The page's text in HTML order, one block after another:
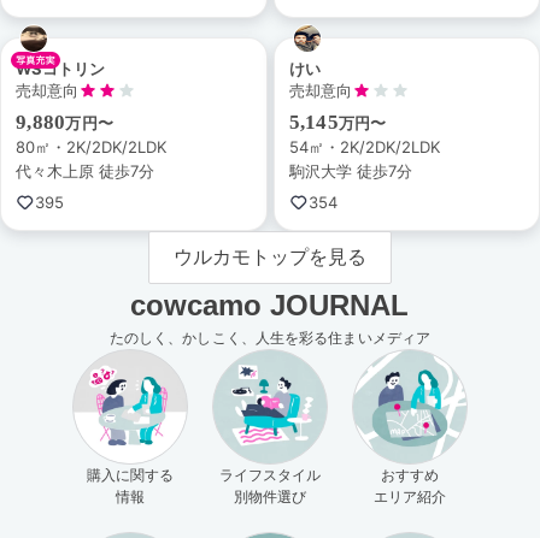
WSコトリン
売却意向
9,880万円〜
80㎡・2K/2DK/2LDK
代々木上原 徒歩7分
395
けい
売却意向
5,145万円〜
54㎡・2K/2DK/2LDK
駒沢大学 徒歩7分
354
ウルカモトップを見る
cowcamo JOURNAL
たのしく、かしこく、人生を彩る住まいメディア
購入に関する
情報
ライフスタイル
別物件選び
おすすめ
エリア紹介